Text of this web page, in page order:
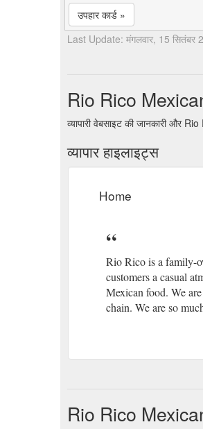
उपहार कार्ड »
Last Update: मंगलवार, 15 सितंबर
Rio Rico
व्यापारी वेबसाइट की जानकारी और
व्यापार हाइलाइट्स
Home
Rio Rico is a family-
customers a casual
Mexican food. We
chain. We are so
Rio Rico